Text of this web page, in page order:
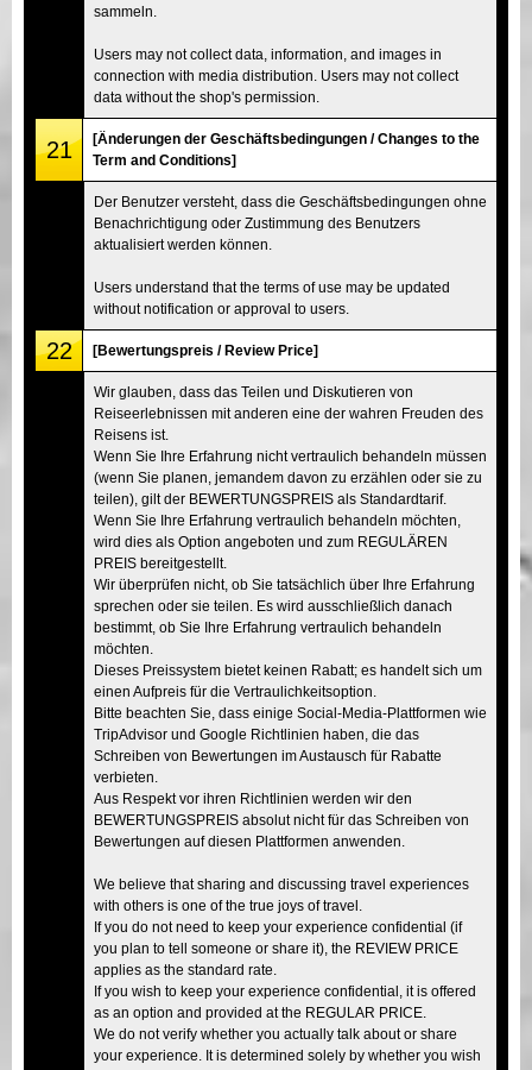
sammeln.
Users may not collect data, information, and images in
connection with media distribution. Users may not collect
data without the shop's permission.
21
[Änderungen der Geschäftsbedingungen / Changes to the
Term and Conditions]
Der Benutzer versteht, dass die Geschäftsbedingungen ohne
Benachrichtigung oder Zustimmung des Benutzers
aktualisiert werden können.
Users understand that the terms of use may be updated
without notification or approval to users.
22 [Bewertungspreis / Review Price]
Wir glauben, dass das Teilen und Diskutieren von
Reiseerlebnissen mit anderen eine der wahren Freuden des
Reisens ist.
Wenn Sie Ihre Erfahrung nicht vertraulich behandeln müssen
(wenn Sie planen, jemandem davon zu erzählen oder sie zu
teilen), gilt der BEWERTUNGSPREIS als Standardtarif.
Wenn Sie Ihre Erfahrung vertraulich behandeln möchten,
wird dies als Option angeboten und zum REGULÄREN
PREIS bereitgestellt.
Wir überprüfen nicht, ob Sie tatsächlich über Ihre Erfahrung
sprechen oder sie teilen. Es wird ausschließlich danach
bestimmt, ob Sie Ihre Erfahrung vertraulich behandeln
möchten.
Dieses Preissystem bietet keinen Rabatt; es handelt sich um
einen Aufpreis für die Vertraulichkeitsoption.
Bitte beachten Sie, dass einige Social-Media-Plattformen wie
TripAdvisor und Google Richtlinien haben, die das
Schreiben von Bewertungen im Austausch für Rabatte
verbieten.
Aus Respekt vor ihren Richtlinien werden wir den
BEWERTUNGSPREIS absolut nicht für das Schreiben von
Bewertungen auf diesen Plattformen anwenden.
We believe that sharing and discussing travel experiences
with others is one of the true joys of travel.
If you do not need to keep your experience confidential (if
you plan to tell someone or share it), the REVIEW PRICE
applies as the standard rate.
If you wish to keep your experience confidential, it is offered
as an option and provided at the REGULAR PRICE.
We do not verify whether you actually talk about or share
your experience. It is determined solely by whether you wish